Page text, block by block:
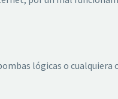
lógicas o